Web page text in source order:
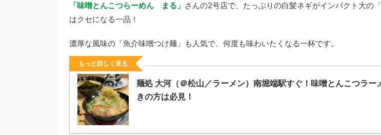
「味噌とんこつらーめん まる」 さんの2号店で、たっぷりの白髪ネギがインパクト大の
はクセになる一品！
濃厚な風味の「魚介味噌つけ麺」も人気で、何度も味わいたくなる一杯です。
もっと詳しく見る
麺処 大河（＠松山／ラーメン）南堀端駅すぐ！味噌とんこつラー
きの方は必見！